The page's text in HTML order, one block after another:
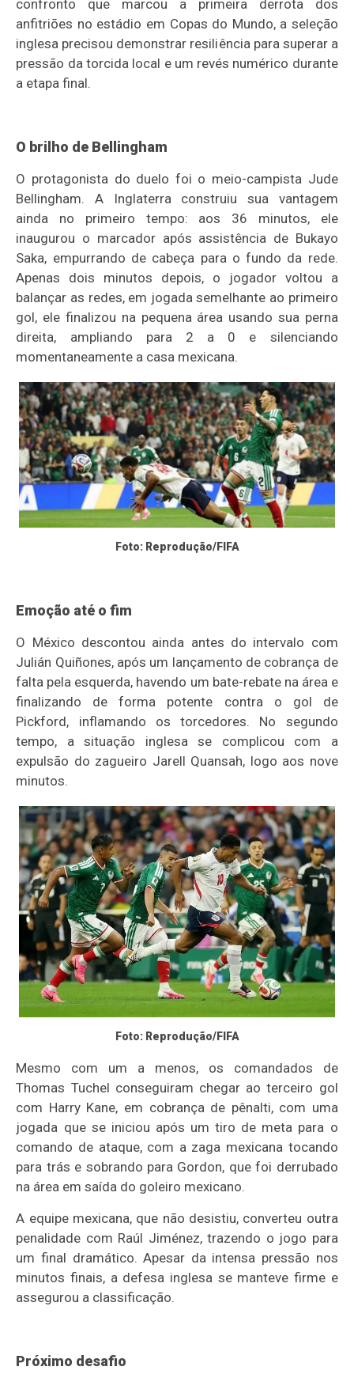
confronto que marcou a primeira derrota dos
anfitriões no estádio em Copas do Mundo, a seleção
inglesa precisou demonstrar resiliência para superar a
pressão da torcida local e um revés numérico durante
a etapa final.
O brilho de Bellingham
O protagonista do duelo foi o meio-campista Jude
Bellingham. A Inglaterra construiu sua vantagem
ainda no primeiro tempo: aos 36 minutos, ele
inaugurou o marcador após assistência de Bukayo
Saka, empurrando de cabeça para o fundo da rede.
Apenas dois minutos depois, o jogador voltou a
balançar as redes, em jogada semelhante ao primeiro
gol, ele finalizou na pequena área usando sua perna
direita, ampliando para 2 a 0 e silenciando
momentaneamente a casa mexicana.
Foto: Reprodução/FIFA
Emoção até o fim
O México descontou ainda antes do intervalo com
Julián Quiñones, após um lançamento de cobrança de
falta pela esquerda, havendo um bate-rebate na área e
finalizando de forma potente contra o gol de
Pickford, inflamando os torcedores. No segundo
tempo, a situação inglesa se complicou com a
expulsão do zagueiro Jarell Quansah, logo aos nove
minutos.
Foto: Reprodução/FIFA
Mesmo com um a menos, os comandados de
Thomas Tuchel conseguiram chegar ao terceiro gol
com Harry Kane, em cobrança de pênalti, com uma
jogada que se iniciou após um tiro de meta para o
comando de ataque, com a zaga mexicana tocando
para trás e sobrando para Gordon, que foi derrubado
na área em saída do goleiro mexicano.
A equipe mexicana, que não desistiu, converteu outra
penalidade com Raúl Jiménez, trazendo o jogo para
um final dramático. Apesar da intensa pressão nos
minutos finais, a defesa inglesa se manteve firme e
assegurou a classificação.
Próximo desafio